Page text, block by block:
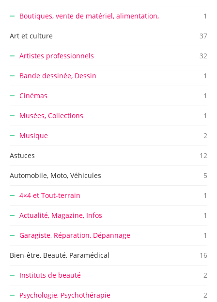
Boutiques, vente de matériel, alimentation, 1
Art et culture 37
Artistes professionnels 32
Bande dessinée, Dessin 1
Cinémas 1
Musées, Collections 1
Musique 2
Astuces 12
Automobile, Moto, Véhicules 5
4×4 et Tout-terrain 1
Actualité, Magazine, Infos 1
Garagiste, Réparation, Dépannage 1
Bien-être, Beauté, Paramédical 16
Instituts de beauté 2
Psychologie, Psychothérapie 2